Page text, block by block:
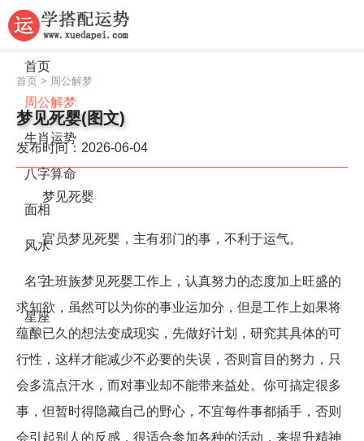
首页
周公解梦
生肖运势
八字算命
面相
风水
名字
星座
首页 > 周公解梦
梦见死婴(图文)
发布时间：2026-06-04
梦见死婴
官员梦见死婴，主有邪门的事，不利于运气。
上班族梦见死婴工作上，认真努力的态度加上旺盛的
求知欲，虽然可以为你的事业运加分，但是工作上如果将
蕴酿已久的想法变成现实，先做好计划，研究其具体的可
行性，这样才能减少不必要的失误，否则盲目的努力，只
会多流点汗水，而对事业却不能带来益处。你可搞定很多
事，但暂时得隐藏自己的野心，不宜每件事都插手，否则
会引起别人的反感，很适合参加各种的活动，来提升精神